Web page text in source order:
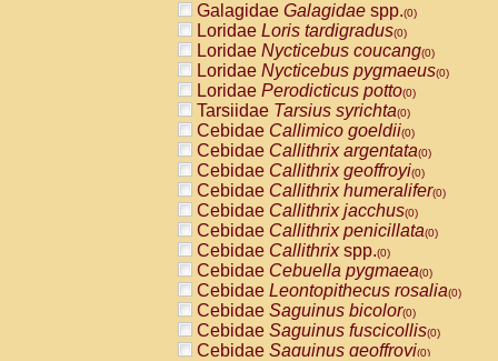
Galagidae Galagidae spp.(0)
Loridae Loris tardigradus(0)
Loridae Nycticebus coucang(0)
Loridae Nycticebus pygmaeus(0)
Loridae Perodicticus potto(0)
Tarsiidae Tarsius syrichta(0)
Cebidae Callimico goeldii(0)
Cebidae Callithrix argentata(0)
Cebidae Callithrix geoffroyi(0)
Cebidae Callithrix humeralifer(0)
Cebidae Callithrix jacchus(0)
Cebidae Callithrix penicillata(0)
Cebidae Callithrixspp.(0)
Cebidae Cebuella pygmaea(0)
Cebidae Leontopithecus rosalia(0)
Cebidae Saguinus bicolor(0)
Cebidae Saguinus fuscicollis(0)
Cebidae Saguinus geoffroyi(0)